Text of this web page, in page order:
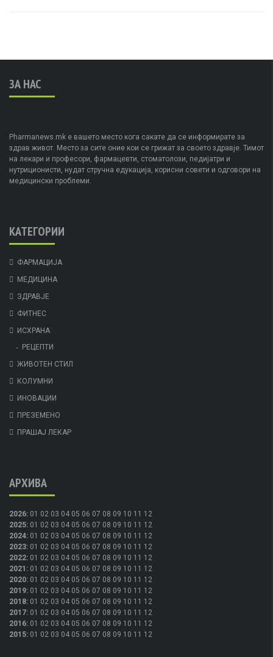
ЗА НАС
Pharmanews.mk е вашето место кога сакате да се информирате за
здрав живот. Место за сите оние кои се грижат за своето здравје. Тимот
на лекари и професори, фармацевти, стоматолози, педијатри и
нутриционисти, нудат стручна едукација, корисни совети и одговори на
медицински проблеми.
КАТЕГОРИИ
ФАРМАЦИЈА
МЕДИЦИНА
ЗДРАВЈЕ
ФИТНЕС
ИСХРАНА
РЕЦЕПТИ
ЖИВОТЕН СТИЛ
КОЛУМНИ
ИНОВАЦИИ
ПРЕЗЕМЕНО
ПРАШАЈ ЛЕКАР
АРХИВА
2026: 01 02 03 04 05 06 07 08 09 10 11 12
2025: 01 02 03 04 05 06 07 08 09 10 11 12
2024: 01 02 03 04 05 06 07 08 09 10 11 12
2023: 01 02 03 04 05 06 07 08 09 10 11 12
2022: 01 02 03 04 05 06 07 08 09 10 11 12
2021 : 01 02 03 04 05 06 07 08 09 10 11 12
2020: 01 02 03 04 05 06 07 08 09 10 11 12
2019: 01 02 03 04 05 06 07 08 09 10 11 12
2018: 01 02 03 04 05 06 07 08 09 10 11 12
2017: 01 02 03 04 05 06 07 08 09 10 11 12
2016: 01 02 03 04 05 06 07 08 09 10 11 12
2015: 01 02 03 04 05 06 07 08 09 10 11 12